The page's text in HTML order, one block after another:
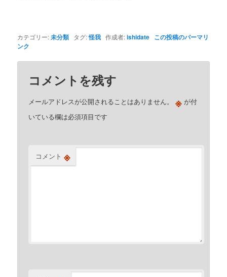
カテゴリー:未分類 タグ:怪我 作成者:ishidate この投稿のパーマリ
ンク
コメントを残す
メールアドレスが公開されることはありません。 ※ が付
いている欄は必須項目です
コメント ※